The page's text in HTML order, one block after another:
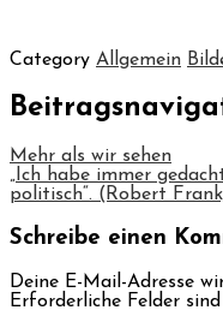
Category Allgemein
Mehr als wir sehen
„Ich habe immer
politisch“. (Robert
Schreibe einen
Deine E-Mail-Adresse
Erforderliche Felder